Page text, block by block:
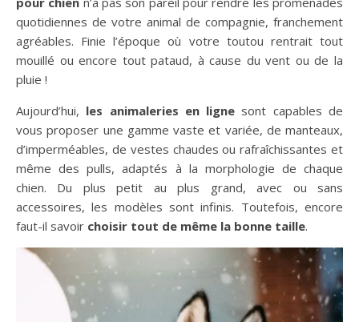
quotidiennes de votre animal de compagnie, franchement
agréables. Finie l’époque où votre toutou rentrait tout
mouillé ou encore tout pataud, à cause du vent ou de la
pluie !
Aujourd’hui, les animaleries en ligne sont capables de
vous proposer une gamme vaste et variée, de manteaux,
d’imperméables, de vestes chaudes ou rafraîchissantes et
même des pulls, adaptés à la morphologie de chaque
chien. Du plus petit au plus grand, avec ou sans
accessoires, les modèles sont infinis. Toutefois, encore
faut-il savoir choisir tout de même la bonne taille.